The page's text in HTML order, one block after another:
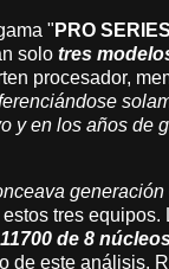
" PRO SERIES
solo tres
procesador,
y en los años de
generación
estos tres
de 8
de este análisis.